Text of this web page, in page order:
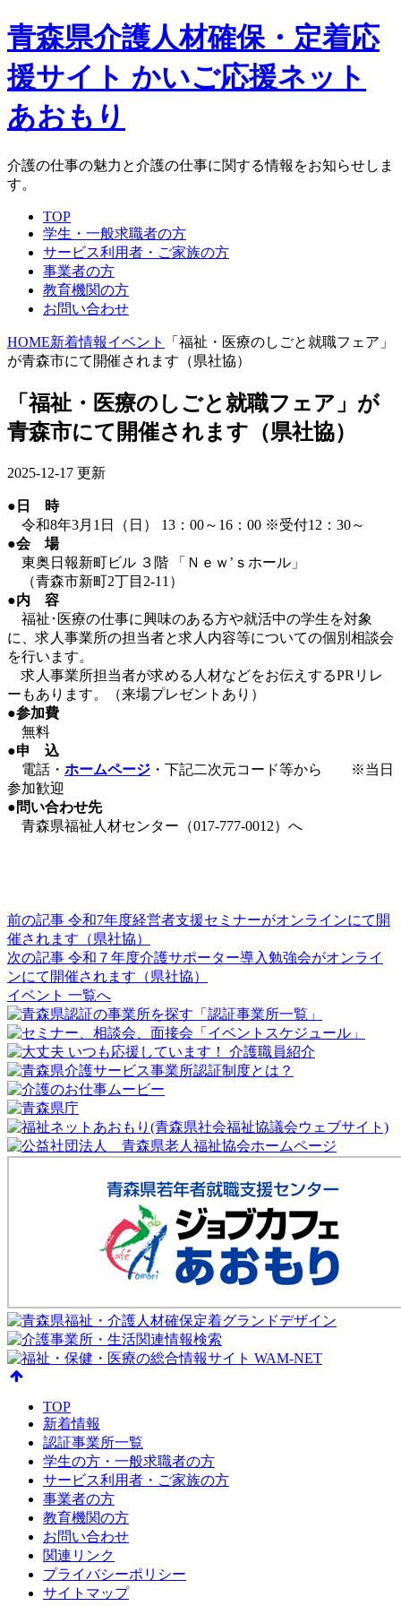
青森県介護人材確保・定着応
援サイト かいご応援ネット
あおもり
介護の仕事の魅力と介護の仕事に関する情報をお知らせしま
す。
TOP
学生・一般求職者の方
サービス利用者・ご家族の方
事業者の方
教育機関の方
お問い合わせ
HOME新着情報イベント
「福祉・医療のしごと就職フェア」
が青森市にて開催されます（県社協）
「福祉・医療のしごと就職フェア」が
青森市にて開催されます（県社協）
2025-12-17 更新
●日 時
令和8年3月1日（日） 13：00～16：00 ※受付12：30～
●会 場
東奥日報新町ビル ３階 「Ｎｅｗ’ｓホール」
（青森市新町2丁目2-11）
●内 容
福祉･医療の仕事に興味のある方や就活中の学生を対象
に、求人事業所の担当者と求人内容等についての個別相談会
を行います。
求人事業所担当者が求める人材などをお伝えするPRリレ
ーもあります。（来場プレゼントあり）
●参加費
無料
●申 込
電話・ ホームページ ・下記二次元コード等から ※当日
参加歓迎
●問い合わせ先
青森県福祉人材センター（017-777-0012）へ
前の記事 令和7年度経営者支援セミナーがオンラインにて開
催されます（県社協）
次の記事 令和７年度介護サポーター導入勉強会がオンライ
ンにて開催されます（県社協）
イベント 一覧へ
TOP
新着情報
認証事業所一覧
学生の方・一般求職者の方
サービス利用者・ご家族の方
事業者の方
教育機関の方
お問い合わせ
関連リンク
プライバシーポリシー
サイトマップ